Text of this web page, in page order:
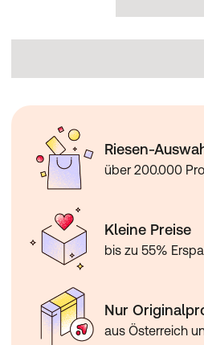
Riesen-
über 200.000
Kleine Preise
bis zu 55%
Nur
aus Österreich